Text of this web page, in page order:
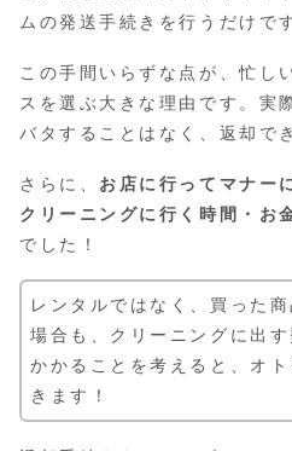
ムの発送手続きを行うだけで
この手間いらずな点が、忙し
スを選ぶ大きな理由です。実
バタすることはなく、返却で
さらに、 お店に行ってマナー
クリーニングに行く時間・お
でした！
レンタルではなく、買った
場合も、クリーニングに出
かかることを考えると、オト
きます！